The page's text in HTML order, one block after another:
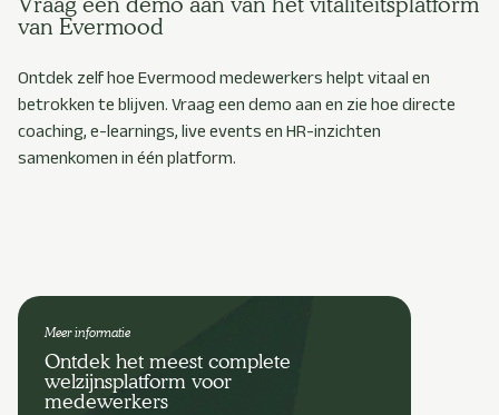
van Evermood
Ontdek zelf hoe Evermood medewerkers helpt vitaal en
betrokken te blijven. Vraag een demo aan en zie hoe directe
coaching, e-learnings, live events en HR-inzichten
samenkomen in één platform.
Meer informatie
Ontdek het meest complete
welzijnsplatform voor
medewerkers